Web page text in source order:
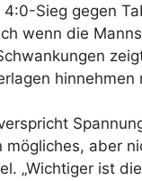
Sieg gegen
wenn die
hinnehmen
mögliches, aber
„Wichtiger ist